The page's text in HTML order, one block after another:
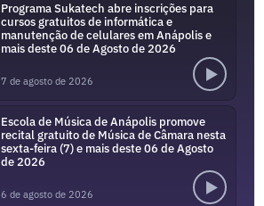
Programa Sukatech abre inscrições para
cursos gratuitos de informática e
manutenção de celulares em Anápolis e
mais deste 06 de Agosto de 2026
7 de agosto de 2026
Escola de Música de Anápolis promove
recital gratuito de Música de Câmara nesta
sexta-feira (7) e mais deste 06 de Agosto
de 2026
6 de agosto de 2026